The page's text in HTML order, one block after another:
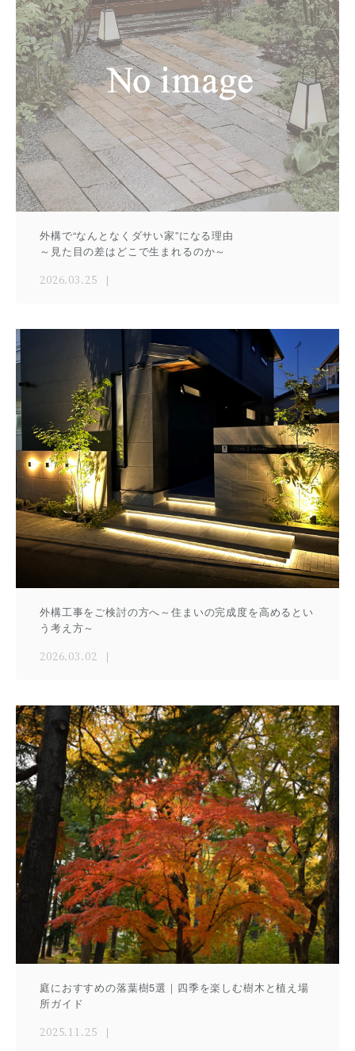
外構で“なんとなくダサい家”になる理由
～見た目の差はどこで生まれるのか～
2026.03.25
外構工事をご検討の方へ～住まいの完成度を高めるとい
う考え方～
2026.03.02
庭におすすめの落葉樹5選｜四季を楽しむ樹木と植え場
所ガイド
2025.11.25